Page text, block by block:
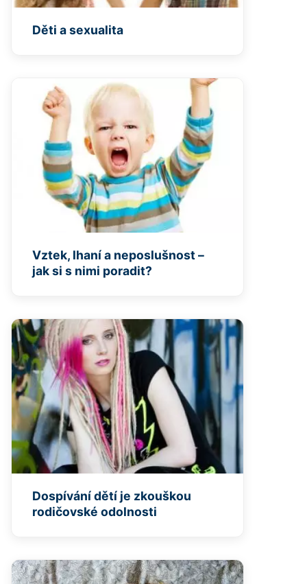
Děti a sexualita
Vztek, lhaní a neposlušnost –
jak si s nimi poradit?
Dospívání dětí je zkouškou
rodičovské odolnosti